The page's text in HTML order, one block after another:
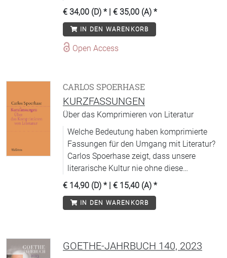
€ 34,00 (D) * | € 35,00 (A) *
IN DEN WARENKORB
Open Access
CARLOS SPOERHASE
KURZFASSUNGEN
Über das Komprimieren von Literatur
Welche Bedeutung haben komprimierte
Fassungen für den Umgang mit Literatur?
Carlos Spoerhase zeigt, dass unsere
literarische Kultur nie ohne diese
kontroverse Gattung auskam
€ 14,90 (D) * | € 15,40 (A) *
IN DEN WARENKORB
GOETHE-JAHRBUCH 140, 2023